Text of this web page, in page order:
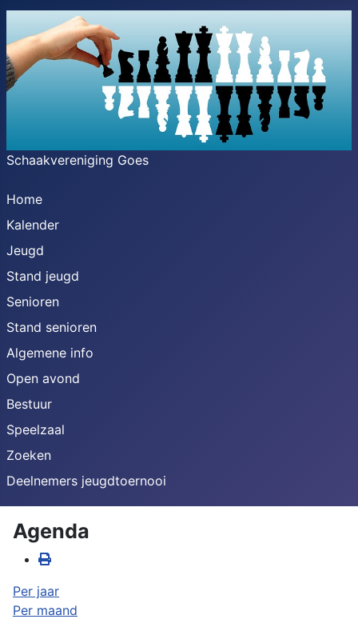
Schaakvereniging Goes
Home
Kalender
Jeugd
Stand jeugd
Senioren
Stand senioren
Algemene info
Open avond
Bestuur
Speelzaal
Zoeken
Deelnemers jeugdtoernooi
Agenda
Per jaar
Per maand